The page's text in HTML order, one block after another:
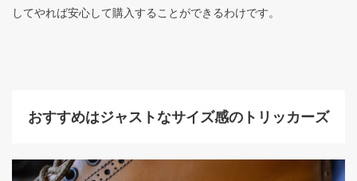
してやれば安心して購入することができるわけです。
おすすめはジャストなサイズ感のトリッカーズ